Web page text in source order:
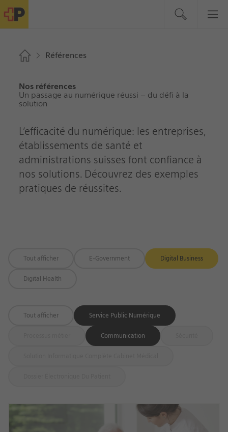
Références
Nos références
Un passage au numérique réussi – du défi à la
solution
L’efficacité du numérique: les entreprises,
établissements de santé et
administrations suisses font confiance à
nos solutions. Découvrez des exemples
pratiques de réussites.
Tout afficher E-Government Digital Business
Digital Health
Tout afficher Service Public Numérique
Communication